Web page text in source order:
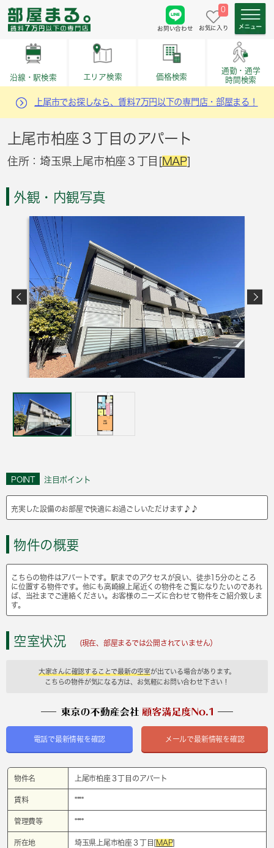
お問い合わせ
0
お気に入り
沿線・駅検索 エリア検索 価格検索
通勤・通学
時間検索
上尾市でお探しなら、賃料7万円以下の専門店・部屋まる！
上尾市柏座３丁目のアパート
住所：埼玉県上尾市柏座３丁目[MAP]
外観・内観写真
POINT 注目ポイント
充実した設備のお部屋で快適にお過ごしいただけます♪♪
物件の概要
こちらの物件はアパートです。駅までのアクセスが良い、徒歩15分のところ
に位置する物件です。他にも高崎線上尾近くの物件をご覧になりたいのであれ
ば、当社までご連絡ください。お客様のニーズに合わせて物件をご紹介致しま
す。
空室状況 (現在、部屋まるでは公開されていません）
大家さんに確認することで最新の空室が出ている場合があります。
こちらの物件が気になる方は、お気軽にお問い合わせ下さい！
電話で最新情報を確認 メールで最新情報を確認
物件名 上尾市柏座３丁目のアパート
賃料 ****
管理費等 ****
所在地 埼玉県上尾市柏座３丁目[MAP]